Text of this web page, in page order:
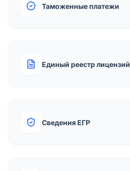
Таможенные платежи
Единый реестр лицензий
Сведения ЕГР